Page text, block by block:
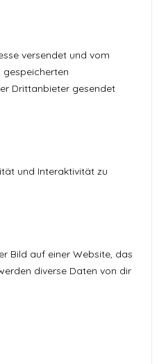
versendet und vom
Drittanbieter gesendet
und Interaktivität zu
Bild auf einer Website, das
diverse Daten von dir